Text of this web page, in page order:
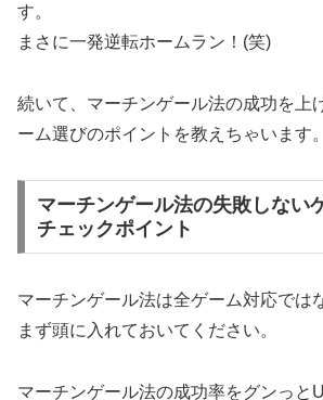
す。
まさに一発逆転ホームラン！(笑)
続いて、マーチンゲール法の成功を上
ーム選びのポイントを教えちゃいます
マーチンゲール法の失敗しない
チェックポイント
マーチンゲール法は全ゲーム対応では
まず頭に入れておいてください。
マーチンゲール法の成功率をグンっと